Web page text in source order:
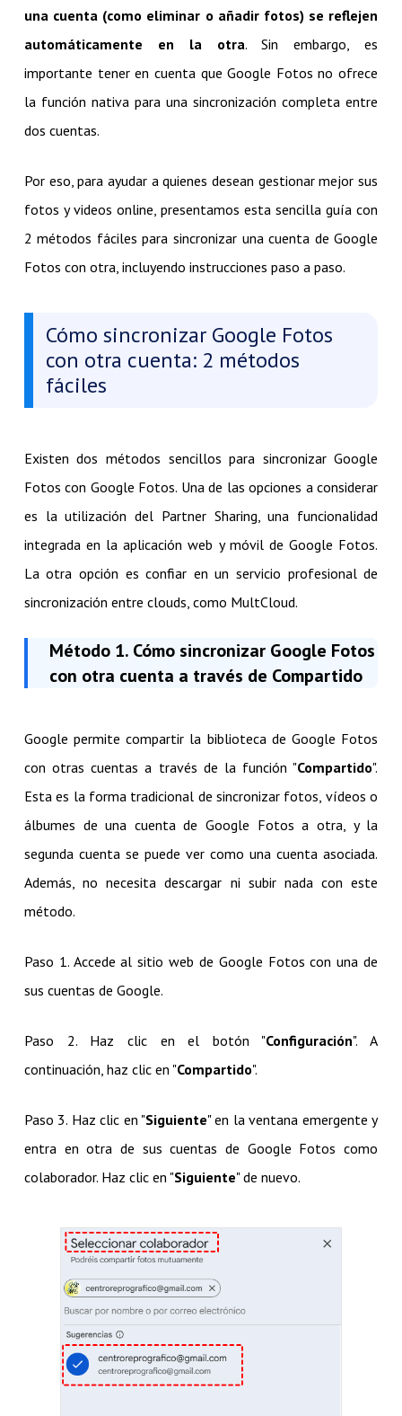
una cuenta (como eliminar o añadir fotos) se reflejen
automáticamente en la otra. Sin embargo, es
importante tener en cuenta que Google Fotos no ofrece
la función nativa para una sincronización completa entre
dos cuentas.
Por eso, para ayudar a quienes desean gestionar mejor sus
fotos y videos online, presentamos esta sencilla guía con
2 métodos fáciles para sincronizar una cuenta de Google
Fotos con otra, incluyendo instrucciones paso a paso.
Cómo sincronizar Google Fotos
con otra cuenta: 2 métodos
fáciles
Existen dos métodos sencillos para sincronizar Google
Fotos con Google Fotos. Una de las opciones a considerar
es la utilización del Partner Sharing, una funcionalidad
integrada en la aplicación web y móvil de Google Fotos.
La otra opción es confiar en un servicio profesional de
sincronización entre clouds, como MultCloud.
Método 1. Cómo sincronizar Google Fotos
con otra cuenta a través de Compartido
Google permite compartir la biblioteca de Google Fotos
con otras cuentas a través de la función "Compartido".
Esta es la forma tradicional de sincronizar fotos, vídeos o
álbumes de una cuenta de Google Fotos a otra, y la
segunda cuenta se puede ver como una cuenta asociada.
Además, no necesita descargar ni subir nada con este
método.
Paso 1. Accede al sitio web de Google Fotos con una de
sus cuentas de Google.
Paso 2. Haz clic en el botón "Configuración". A
continuación, haz clic en "Compartido".
Paso 3. Haz clic en "Siguiente" en la ventana emergente y
entra en otra de sus cuentas de Google Fotos como
colaborador. Haz clic en "Siguiente" de nuevo.